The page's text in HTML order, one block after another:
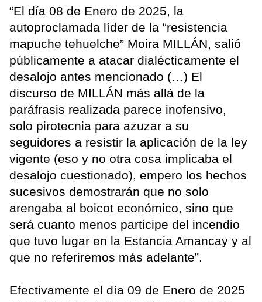
“El día 08 de Enero de 2025, la
autoproclamada líder de la “resistencia
mapuche tehuelche” Moira MILLÁN, salió
públicamente a atacar dialécticamente el
desalojo antes mencionado (…) El
discurso de MILLÁN más allá de la
paráfrasis realizada parece inofensivo,
solo pirotecnia para azuzar a su
seguidores a resistir la aplicación de la ley
vigente (eso y no otra cosa implicaba el
desalojo cuestionado), empero los hechos
sucesivos demostrarán que no solo
arengaba al boicot económico, sino que
será cuanto menos participe del incendio
que tuvo lugar en la Estancia Amancay y al
que no referiremos más adelante”.
Efectivamente el día 09 de Enero de 2025